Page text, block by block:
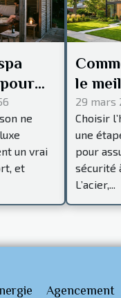
vos
ne
un vrai
et
le
en
votre
29 mars
Choisir
une
pour
sécurité
L’acier,...
Agencement